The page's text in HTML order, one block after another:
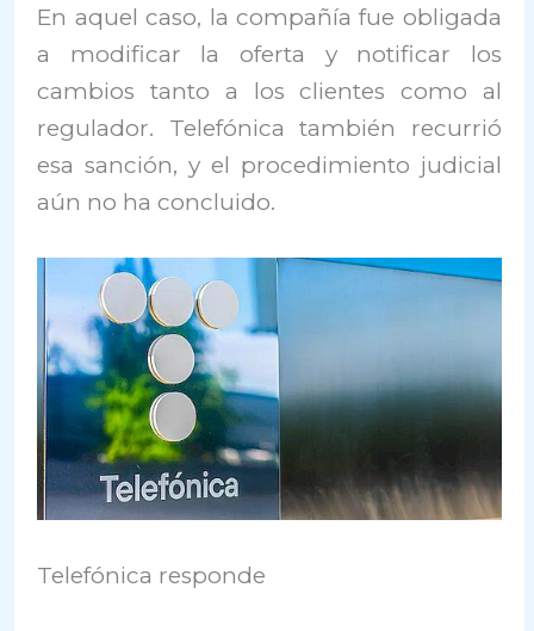
En aquel caso, la compañía fue obligada
a modificar la oferta y notificar los
cambios tanto a los clientes como al
regulador. Telefónica también recurrió
esa sanción, y el procedimiento judicial
aún no ha concluido.
Telefónica responde